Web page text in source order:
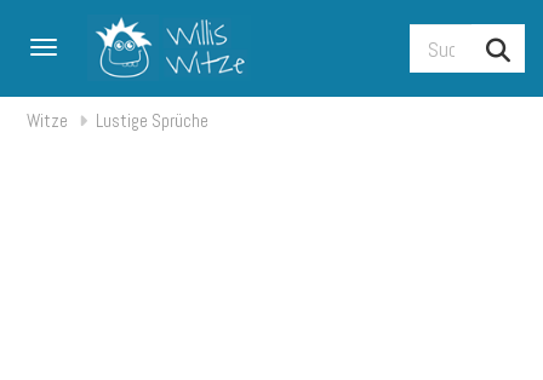
Toggle navigation
Witze Lustige Sprüche